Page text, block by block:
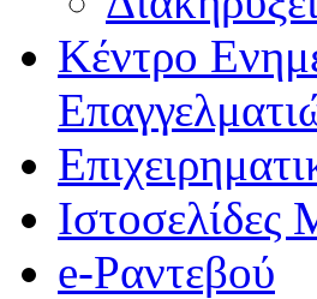
Κέντρο
e-Ραντεβού